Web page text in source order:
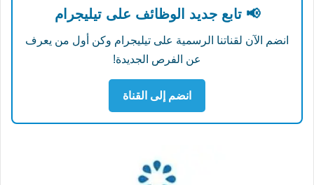
📢 تابع جديد الوظائف على تيليجرام
انضم الآن لقناتنا الرسمية على تيليجرام وكن أول من يعرف
عن الفرص الجديدة!
انضم إلى القناة